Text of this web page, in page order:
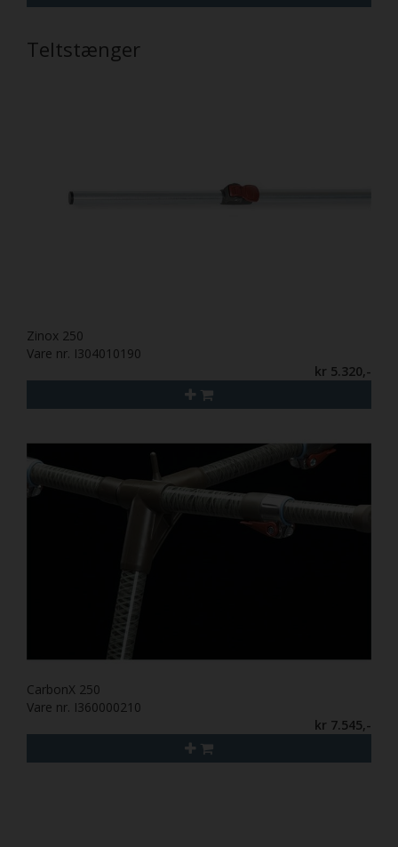
Teltstænger
Zinox 250
Vare nr. I304010190
kr 5.320,-
CarbonX 250
Vare nr. I360000210
kr 7.545,-